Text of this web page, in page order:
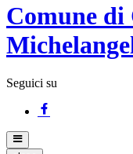
Comune di
Seguici su